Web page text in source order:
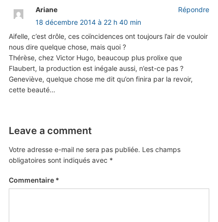
Ariane
18 décembre 2014 à 22 h 40 min
Aifelle, c’est drôle, ces coïncidences ont toujours l’air de vouloir
nous dire quelque chose, mais quoi ?
Thérèse, chez Victor Hugo, beaucoup plus prolixe que
Flaubert, la production est inégale aussi, n’est-ce pas ?
Geneviève, quelque chose me dit qu’on finira par la revoir,
cette beauté…
Répondre
Leave a comment
Votre adresse e-mail ne sera pas publiée. Les champs
obligatoires sont indiqués avec *
Commentaire *